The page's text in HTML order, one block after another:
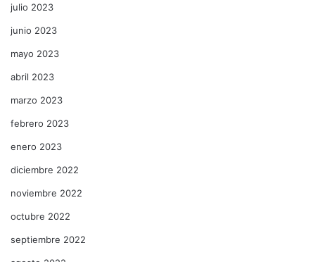
julio 2023
junio 2023
mayo 2023
abril 2023
marzo 2023
febrero 2023
enero 2023
diciembre 2022
noviembre 2022
octubre 2022
septiembre 2022